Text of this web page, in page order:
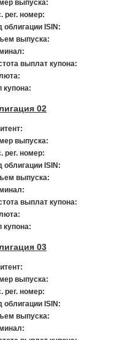
выпуска:
рег. номер:
облигации ISIN:
выпуска:
выплат купона:
купона:
02
выпуска:
рег. номер:
облигации ISIN:
выпуска:
выплат купона:
купона:
03
выпуска:
рег. номер:
облигации ISIN:
выпуска: